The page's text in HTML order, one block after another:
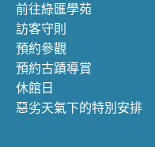
前往綠匯學苑
訪客守則
預約參觀
預約古蹟導賞
休館日
惡劣天氣下的特別安排